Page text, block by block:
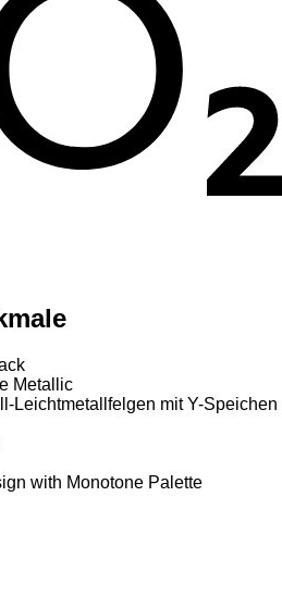
Metallic
Leichtmetallfelgen mit Y-Speichen
with Monotone Palette